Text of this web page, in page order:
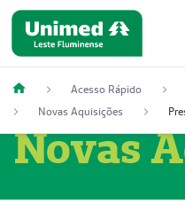
Acesso Rápido
Novas Aquisições
Novas